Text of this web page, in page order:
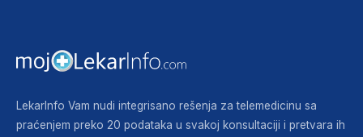
LekarInfo Vam nudi integrisano rešenja za telemedicinu sa
praćenjem preko 20 podataka u svakoj konsultaciji i pretvara ih